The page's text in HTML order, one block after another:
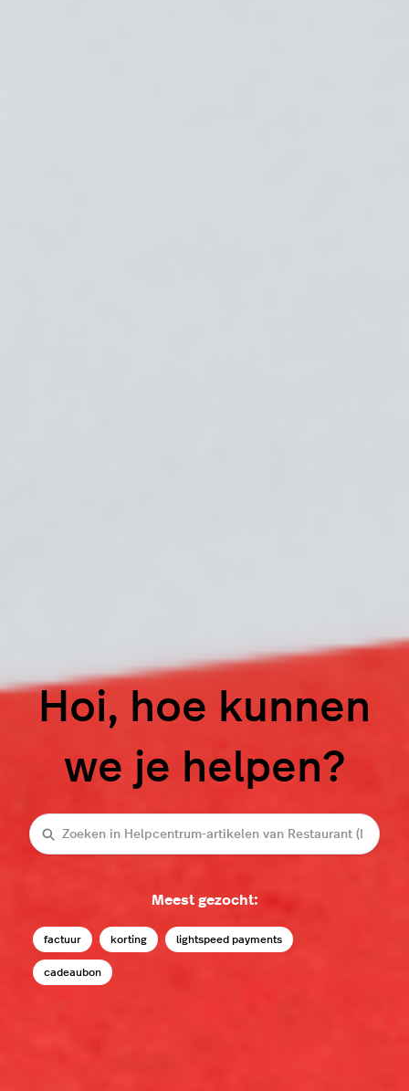
Hoi, hoe kunnen
we je helpen?
Zoeken
Meest gezocht:
factuur korting lightspeed payments
cadeaubon